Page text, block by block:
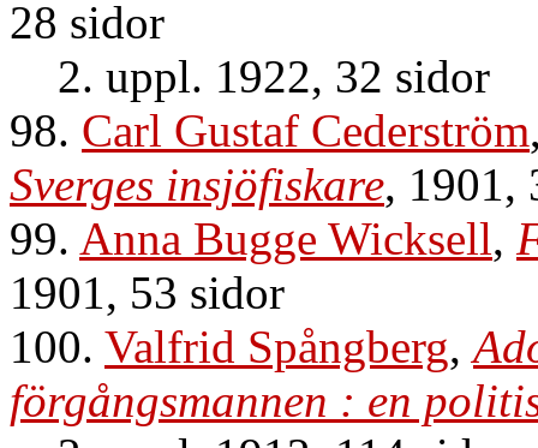
28 sidor
2. uppl. 1922, 32 sidor
98. Carl Gustaf Cederström
Sverges insjöfiskare, 1901,
99. Anna Bugge Wicksell,
1901, 53 sidor
100. Valfrid Spångberg,
förgångsmannen : en